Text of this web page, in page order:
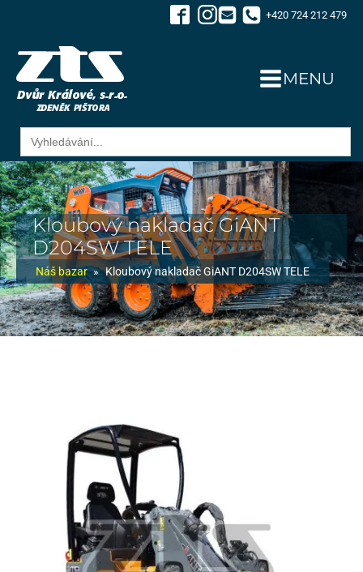
+420 724 212 479
MENU
Search
for:
Kloubový nakladač GiANT
D204SW TELE
Náš bazar » Kloubový nakladač GiANT D204SW TELE